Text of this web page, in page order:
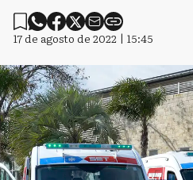
17 de agosto de 2022 | 15:45